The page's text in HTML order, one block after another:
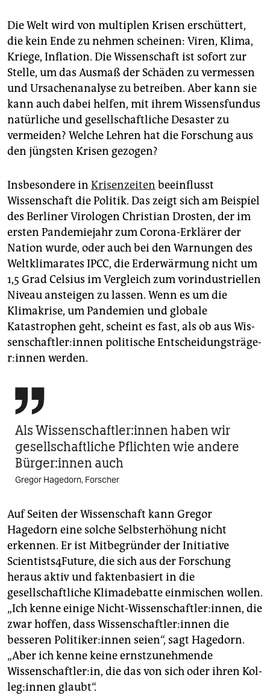
unterstützen
abo
genossenschaft
epaper login
Die Welt wird von multiplen Krisen erschüttert,
die kein Ende zu nehmen scheinen: Viren, Klima,
Kriege, Inflation. Die Wissenschaft ist sofort zur
Stelle, um das Ausmaß der Schäden zu vermessen
und Ursachenanalyse zu betreiben. Aber kann sie
kann auch dabei helfen, mit ihrem Wissensfundus
natürliche und gesellschaftliche Desaster zu
vermeiden? Welche Lehren hat die Forschung aus
den jüngsten Krisen gezogen?
Insbesondere in Krisenzeiten beeinflusst
Wissenschaft die Politik. Das zeigt sich am Beispiel
des Berliner Virologen Christian Drosten, der im
ersten Pandemiejahr zum Corona-Erklärer der
Nation wurde, oder auch bei den Warnungen des
Weltklimarates IPCC, die Erderwärmung nicht um
1,5 Grad Celsius im Vergleich zum vorindustriellen
Niveau ansteigen zu lassen. Wenn es um die
Klimakrise, um Pandemien und globale
Katastrophen geht, scheint es fast, als ob aus Wis­
sen­schaft­le­r:in­nen politische Ent­schei­dungs­trä­ge­
r:in­nen werden.

Als Wis­sen­schaft­le­r:in­nen haben wir
gesellschaftliche Pflichten wie andere
Bür­ge­r:in­nen auch
Gregor Hagedorn, Forscher
Auf Seiten der Wissenschaft kann Gregor
Hagedorn eine solche Selbsterhöhung nicht
erkennen. Er ist Mitbegründer der Initiative
Scientists4Future, die sich aus der Forschung
heraus aktiv und faktenbasiert in die
gesellschaftliche Klimadebatte einmischen wollen.
„Ich kenne einige Nicht-Wissenschaftler:innen, die
zwar hoffen, dass Wis­sen­schaft­le­r:in­nen die
besseren Po­li­ti­ke­r:in­nen seien“, sagt Hagedorn.
„Aber ich kenne keine ernstzunehmende
Wissenschaftler:in, die das von sich oder ihren Kol­
le­g:in­nen glaubt“.